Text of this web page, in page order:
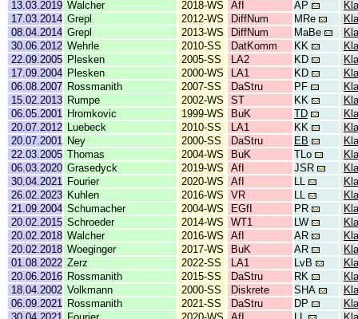
13.03.2019 Walcher 2018-WS AfI AP
17.03.2014 Grepl 2012-WS DiffNum MRe
08.04.2014 Grepl 2013-WS DiffNum MaBe
30.06.2012 Wehrle 2010-SS DatKomm KK
22.09.2005 Plesken 2005-SS LA2 KD
17.09.2004 Plesken 2000-WS LA1 KD
06.08.2007 Rossmanith 2007-SS DaStru PF
15.02.2013 Rumpe 2002-WS ST KK
06.05.2001
Hromkovic 1999-WS BuK TD
20.07.2012
Luebeck 2010-SS LA1 KK
20.07.2001
Ney 2000-SS DaStru EB
22.03.2005 Thomas 2004-WS BuK TLo
06.03.2020 Grasedyck 2019-WS AfI JSR
30.04.2021
Fourier 2020-WS AfI
26.02.2023 Kuhlen 2016-WS VR
21.09.2004 Schumacher 2004-WS EGfI PR
20.02.2015 Schroeder 2014-WS WT1 LW
20.02.2018 Walcher 2016-WS AfI AR
20.02.2018 Woeginger 2017-WS BuK AR
01.08.2022 Zerz 2022-SS LA1 LvB
20.06.2016 Rossmanith 2015-SS DaStru RK
18.04.2002 Volkmann 2000-SS Diskrete SHA
06.09.2021
Rossmanith 2021-SS DaStru DP